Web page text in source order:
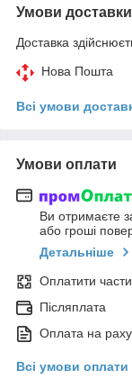
Умови доставки
Доставка
Нова Пошта
Всі умови
Умови оплати
Ви отримаєте
або гроші
Детальніше
Оплатити
Післяплата
Оплата на
Всі умови оплати